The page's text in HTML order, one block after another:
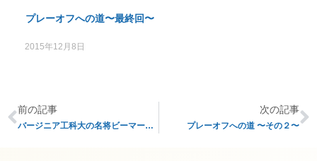
プレーオフへの道〜最終回〜
2015年12月8日
前の記事
バージニア工科大の名将ビーマー監督が勇退へ
次の記事
プレーオフへの道 〜その２〜